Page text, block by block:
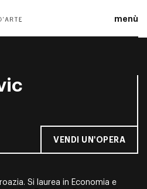
menù
VENDI UN'OPERA
Si laurea in Economia e